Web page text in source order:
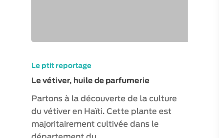
Le ptit reportage
Le vétiver, huile de parfumerie
Partons à la découverte de la culture
du vétiver en Haïti. Cette plante est
majoritairement cultivée dans le